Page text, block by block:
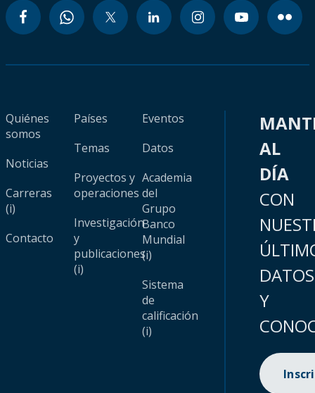
Quiénes
somos
Noticias
Carreras
(i)
Contacto
Países
Temas
Proyectos y
operaciones
Investigación
y
publicaciones
(i)
Eventos
Datos
Academia
del
Grupo
Banco
Mundial
(i)
Sistema
de
calificación
(i)
AL
DÍA
CON
DATOS
Y